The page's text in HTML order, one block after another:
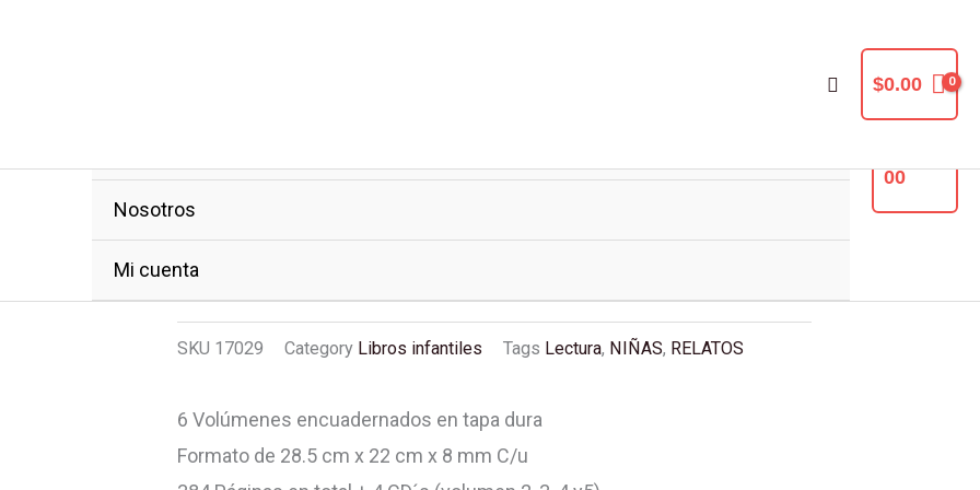
Nosotros
Mi cuenta
$0.
00
Buscar
$0.00
TOMOS CON 4 CDS
SKU 17029 Category Libros infantiles Tags Lectura, NIÑAS, RELATOS
6 Volúmenes encuadernados en tapa dura
Formato de 28.5 cm x 22 cm x 8 mm C/u